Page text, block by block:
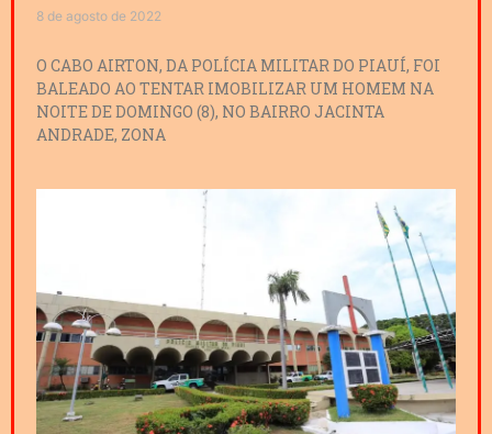
8 de agosto de 2022
O CABO AIRTON, DA POLÍCIA MILITAR DO PIAUÍ, FOI
BALEADO AO TENTAR IMOBILIZAR UM HOMEM NA
NOITE DE DOMINGO (8), NO BAIRRO JACINTA
ANDRADE, ZONA